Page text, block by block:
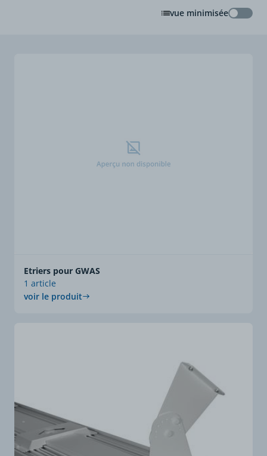
vue minimiséevue
Etriers pour GWAS
1 article
voir le produit